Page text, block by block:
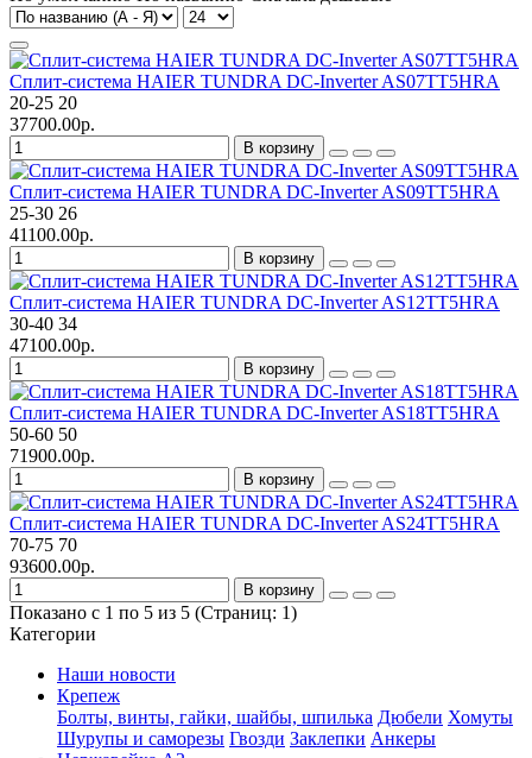
Сплит-система HAIER TUNDRA DC-Inverter AS07TT5HRA
20-25 20
37700.00р.
В корзину
Сплит-система HAIER TUNDRA DC-Inverter AS09TT5HRA
25-30 26
41100.00р.
В корзину
Сплит-система HAIER TUNDRA DC-Inverter AS12TT5HRA
30-40 34
47100.00р.
В корзину
Сплит-система HAIER TUNDRA DC-Inverter AS18TT5HRA
50-60 50
71900.00р.
В корзину
Сплит-система HAIER TUNDRA DC-Inverter AS24TT5HRA
70-75 70
93600.00р.
В корзину
Показано с 1 по 5 из 5 (Страниц: 1)
Категории
Наши новости
Крепеж
Болты, винты, гайки, шайбы, шпилька Дюбели Хомуты
Шурупы и саморезы Гвозди Заклепки Анкеры